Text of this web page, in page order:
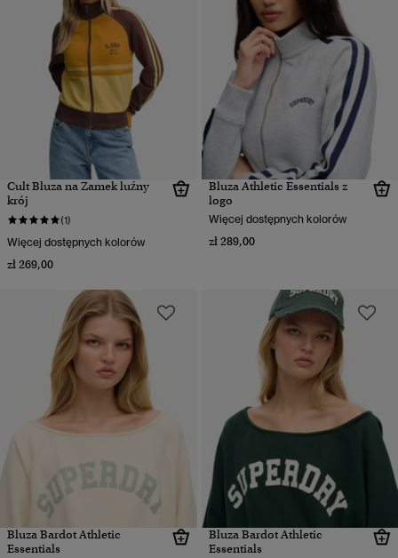
Cult Bluza na Zamek luźny
krój
(1)
Więcej dostępnych kolorów
zł 269,00
Bluza Athletic Essentials z
logo
Więcej dostępnych kolorów
zł 289,00
Bluza Bardot Athletic
Essentials
Bluza Bardot Athletic
Essentials